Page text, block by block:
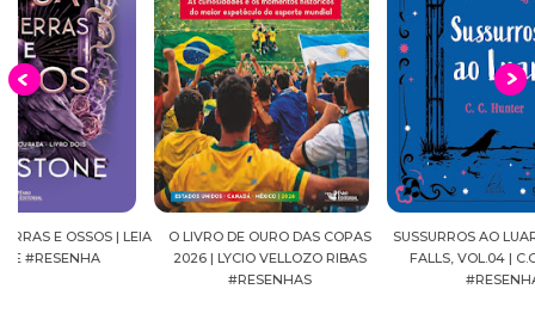
O LIVRO DE OURO DAS COPAS
2026 | LYCIO VELLOZO RIBAS
SUSSURROS AO LUAR | SHADOW
FALLS, VOL.04 | C.C.HUNTER